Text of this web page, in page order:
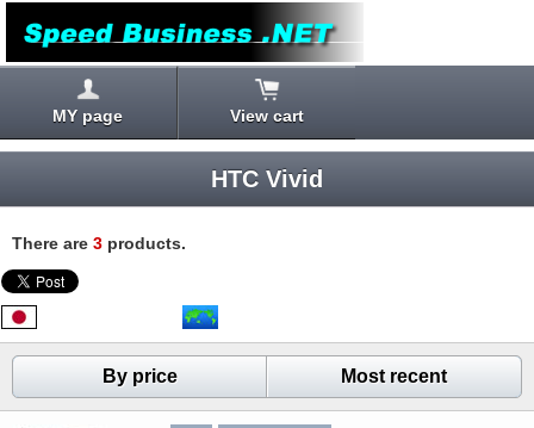
MY page View cart
HTC Vivid
There are 3 products.
By price Most recent